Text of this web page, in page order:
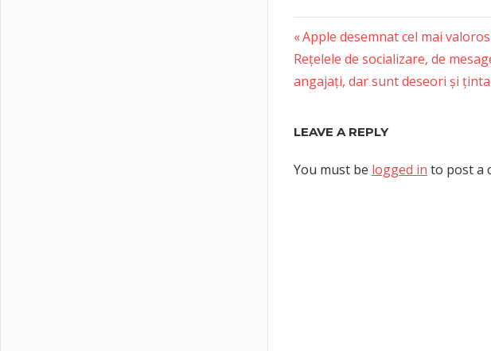
Post
navigation
Previous
Post:
Apple desemnat cel mai
Next
Post:
Rețelele de socializare, de
angajați, dar sunt deseori și
LEAVE A REPLY
You must be logged in to post a